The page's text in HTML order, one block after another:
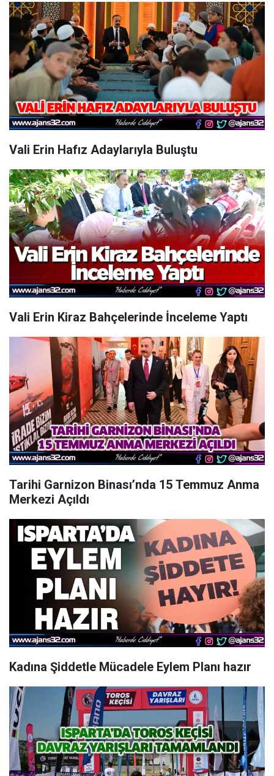
Vali Erin Hafız Adaylarıyla Buluştu
Vali Erin Kiraz Bahçelerinde İnceleme Yaptı
Tarihi Garnizon Binası’nda 15 Temmuz Anma
Merkezi Açıldı
Kadına Şiddetle Mücadele Eylem Planı hazır